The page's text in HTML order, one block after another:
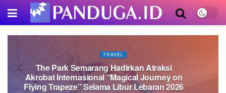
TRAVEL
The Park Semarang Hadirkan Atraksi
Akrobat Internasional “Magical Journey on
Flying Trapeze” Selama Libur Lebaran 2026